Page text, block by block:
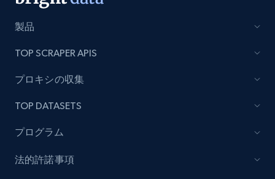
製品
TOP SCRAPER APIS
プロキシの収集
TOP DATASETS
プログラム
法的許諾事項